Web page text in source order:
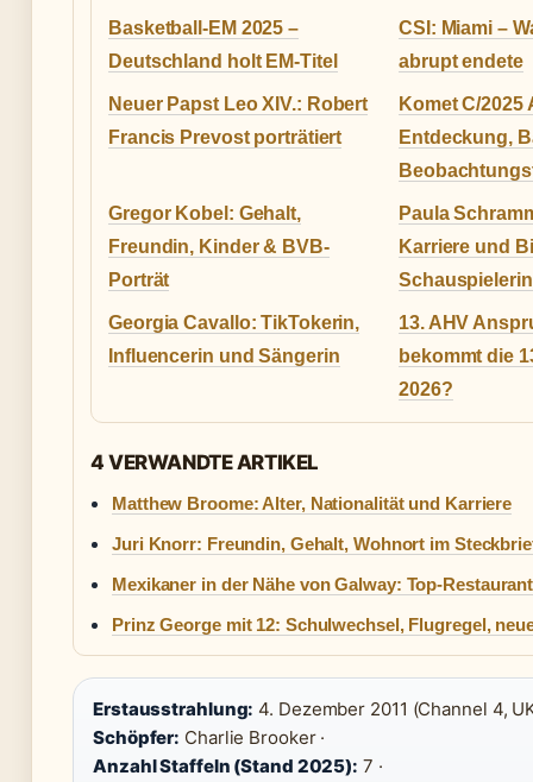
Basketball-EM 2025 –
Deutschland holt EM-Titel
CSI: Miami –
abrupt endete
Neuer Papst Leo XIV.: Robert
Francis Prevost porträtiert
Komet C/2025
Entdeckung,
Gregor Kobel: Gehalt,
Freundin, Kinder & BVB-
Porträt
Paula
Karriere und
Schauspielerin
Georgia Cavallo: TikTokerin,
Influencerin und Sängerin
13. AHV
bekommt die
2026?
4 VERWANDTE ARTIKEL
Matthew Broome: Alter, Nationalität und Karriere
Juri Knorr: Freundin, Gehalt, Wohnort im
Mexikaner in der Nähe von Galway: Top-
Prinz George mit 12: Schulwechsel, Flugregel,
Erstausstrahlung: 4. Dezember 2011 (Channel 4,
Schöpfer: Charlie Brooker ·
Anzahl Staffeln (Stand 2025): 7 ·